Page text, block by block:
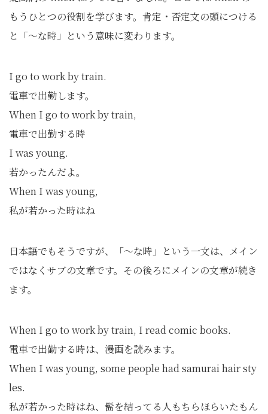
もうひとつの役割を学びます。肯定・否定文の頭につける
と「〜な時」という意味に変わります。
I go to work by train.
電車で出勤します。
When I go to work by train,
電車で出勤する時
I was young.
若かったんだよ。
When I was young,
私が若かった時はね
日本語でもそうですが、「〜な時」という一文は、メイン
ではなくサブの文章です。その後ろにメインの文章が続き
ます。
When I go to work by train, I read comic books.
電車で出勤する時は、漫画を読みます。
When I was young, some people had samurai hair sty
les.
私が若かった時はね、髷を結ってる人もちらほらいたもん